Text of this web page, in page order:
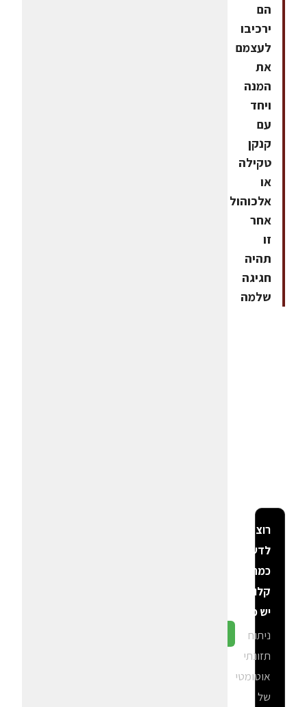
הם
ירכיבו
לעצמם
את
המנה
ויחד
עם
קנקן
טקילה
או
אלכוהול
אחר
זו
תהיה
חגיגה
שלמה
רוצה
לדעת
כמה
קלוריות
יש פה?
ניתוח
תזונתי
אוטומטי
של